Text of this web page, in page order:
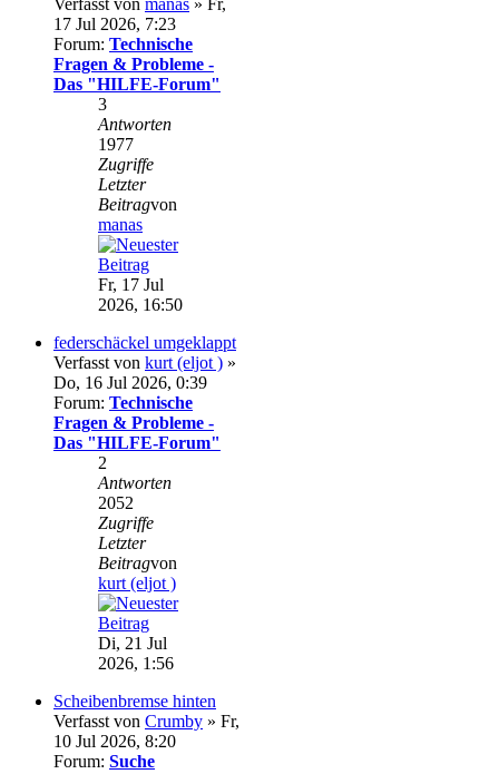
17 Jul 2026, 7:23
Forum: Technische
Fragen & Probleme -
Das "HILFE-Forum"
3
Antworten
1977
Zugriffe
Letzter
Beitragvon
manas
Fr, 17 Jul
2026, 16:50
federschäckel umgeklappt
Verfasst von kurt (eljot ) »
Do, 16 Jul 2026, 0:39
Forum: Technische
Fragen & Probleme -
Das "HILFE-Forum"
2
Antworten
2052
Zugriffe
Letzter
Beitragvon
kurt (eljot )
Di, 21 Jul
2026, 1:56
Scheibenbremse hinten
Verfasst von Crumby » Fr,
10 Jul 2026, 8:20
Forum: Suche